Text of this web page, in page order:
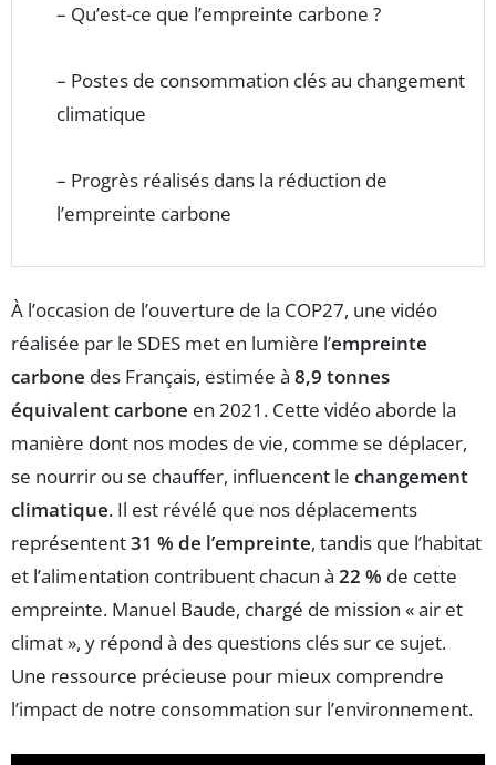
– Qu’est-ce que l’empreinte carbone ?
– Postes de consommation clés au changement
climatique
– Progrès réalisés dans la réduction de
l’empreinte carbone
À l’occasion de l’ouverture de la COP27, une vidéo
réalisée par le SDES met en lumière l’empreinte
carbone des Français, estimée à 8,9 tonnes
équivalent carbone en 2021. Cette vidéo aborde la
manière dont nos modes de vie, comme se déplacer,
se nourrir ou se chauffer, influencent le changement
climatique. Il est révélé que nos déplacements
représentent31 % de l’empreinte, tandis que l’habitat
et l’alimentation contribuent chacun à 22 % de cette
empreinte. Manuel Baude, chargé de mission « air et
climat », y répond à des questions clés sur ce sujet.
Une ressource précieuse pour mieux comprendre
l’impact de notre consommation sur l’environnement.